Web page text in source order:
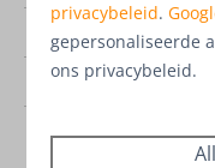
Woonoppervlakte
Huisnummer op
Energielabel
privacybeleid.
gepersonaliseerde
ons privacybeleid.